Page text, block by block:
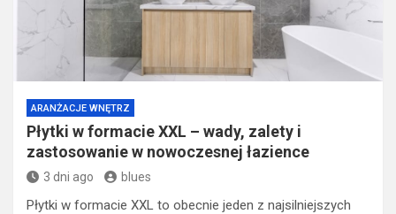
ARANŻACJE WNĘTRZ
Płytki w formacie XXL – wady, zalety i
zastosowanie w nowoczesnej łazience
3 dni ago blues
Płytki w formacie XXL to obecnie jeden z najsilniejszych